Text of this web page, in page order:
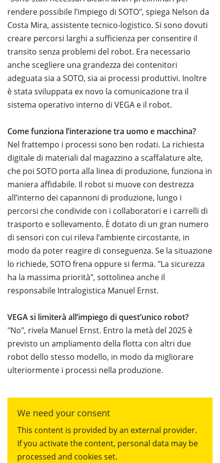
rendere possibile l’impiego di SOTO", spiega Nelson da
Costa Mira, assistente tecnico-logistico. Si sono dovuti
creare percorsi larghi a sufficienza per consentire il
transito senza problemi del robot. Era necessario
anche scegliere una grandezza dei contenitori
adeguata sia a SOTO, sia ai processi produttivi. Inoltre
è stata sviluppata ex novo la comunicazione tra il
sistema operativo interno di VEGA e il robot.
Come funziona l’interazione tra uomo e macchina?
Nel frattempo i processi sono ben rodati. La richiesta
digitale di materiali dal magazzino a scaffalature alte,
che poi SOTO porta alla linea di produzione, funziona in
maniera affidabile. Il robot si muove con destrezza
all’interno dei capannoni di produzione, lungo i
percorsi che condivide con i collaboratori e i carrelli di
trasporto e sollevamento. È dotato di un gran numero
di sensori con cui rileva l’ambiente circostante, in
modo da poter reagire di conseguenza. Se la situazione
lo richiede, SOTO frena oppure si ferma. "La sicurezza
ha la massima priorità", sottolinea anche il
responsabile Intralogistica Manuel Ernst.
VEGA si limiterà all’impiego di quest’unico robot?
"No", rivela Manuel Ernst. Entro la metà del 2025 è
previsto un ampliamento della flotta con altri due
robot dello stesso modello, in modo da migliorare
ulteriormente i processi nella produzione.
We need your consent
This content is provided by an external provider.
If you activate the content, personal data may be
processed and cookies set.